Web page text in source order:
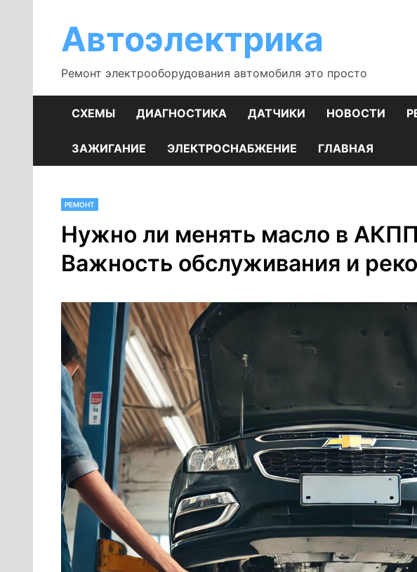
содержимому
Автоэлектрика
Ремонт электрооборудования автомобиля это просто
СХЕМЫ ДИАГНОСТИКА ДАТЧИКИ НОВОСТИ
ЗАЖИГАНИЕ ЭЛЕКТРОСНАБЖЕНИЕ ГЛАВНАЯ
РЕМОНТ
Нужно ли менять масло в
Важность обслуживания и